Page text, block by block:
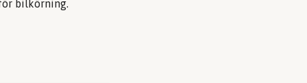
bilkörning.